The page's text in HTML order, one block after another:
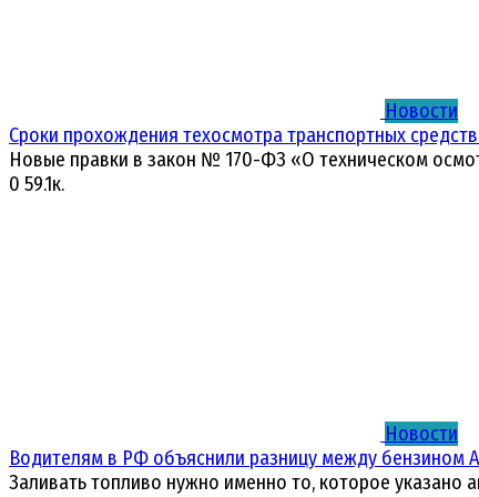
Новости
Сроки прохождения техосмотра транспортных
Новые правки в закон № 170-ФЗ «О техническом
0 59.1к.
Новости
Водителям в РФ объяснили разницу между бензином
Заливать топливо нужно именно то, которое указано